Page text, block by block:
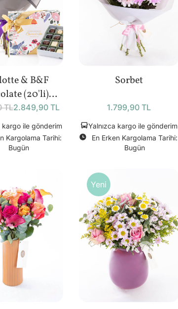
& B&F
(20'li)
TL2.849,90 TL
kargo ile gönderim
Kargolama Tarihi:
Bugün
Sorbet
1.799,90 TL
Yalnızca kargo ile gönderim
En Erken Kargolama Tarihi:
Bugün
Yeni